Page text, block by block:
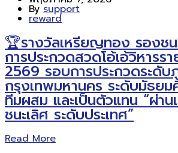
Bysupport
reward
🏆รางวัลเหรียญทอง รองช
การประกวดสวดโอ้เอ้วิหารร
2569 รอบการประกวดระดับ
กรุงเทพมหานคร ระดับมัธยม
ทีมผสม และเป็นตัวแทน “ผ่าน
ชนะเลิศ ระดับประเทศ”
Read More